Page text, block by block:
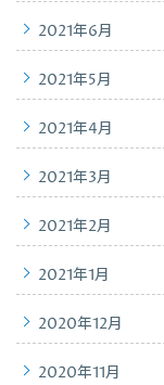
2021年6月
2021年5月
2021年4月
2021年3月
2021年2月
2021年1月
2020年12月
2020年11月